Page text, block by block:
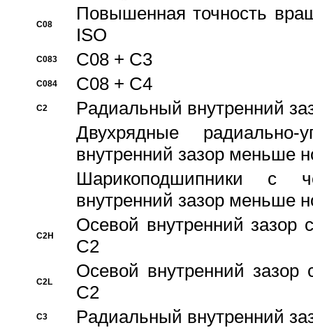
C08
Повышенная точность
ISO
C083 C08 + C3
C084 C08 + C4
C2
Pадиальный внутренний
Двухрядные радиально-
внутренний зазор меньше
Шарикоподшипники с
внутренний зазор меньше
C2H
Осевой внутренний зазор
C2
C2L
Осевой внутренний зазор
C2
C3 Pадиальный внутренний